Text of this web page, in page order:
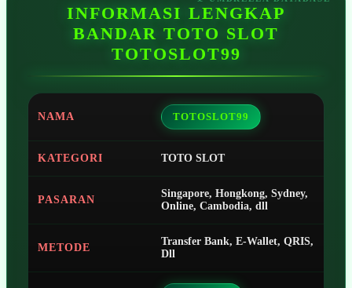
INFORMASI LENGKAP
BANDAR TOTO SLOT
TOTOSLOT99
NAMA TOTOSLOT99
KATEGORI TOTO SLOT
PASARAN
Singapore, Hongkong, Sydney,
Online, Cambodia, dll
METODE
Transfer Bank, E-Wallet, QRIS,
Dll